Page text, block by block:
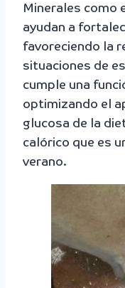
Minerales como
ayudan a
favoreciendo la
situaciones de
cumple una
optimizando el
glucosa de la
calórico que es
verano.